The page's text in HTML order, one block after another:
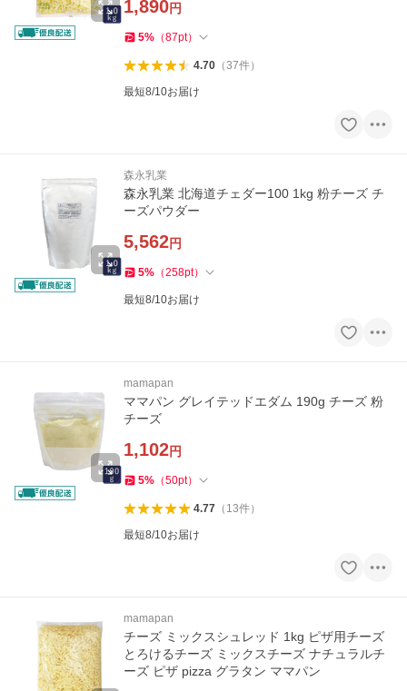
1,890円
5% （87pt）
4.70（37件）
最短8/10お届け
森永乳業
森永乳業 北海道チェダー100 1kg 粉チーズ チ
ーズパウダー
5,562円
5% （258pt）
最短8/10お届け
mamapan
ママパン グレイテッドエダム 190g チーズ 粉
チーズ
1,102円
5% （50pt）
4.77（ 13件）
最短8/10お届け
mamapan
チーズ ミックスシュレッド 1kg ピザ用チーズ
とろけるチーズ ミックスチーズ ナチュラルチ
ーズ ピザ pizza グラタン ママパン